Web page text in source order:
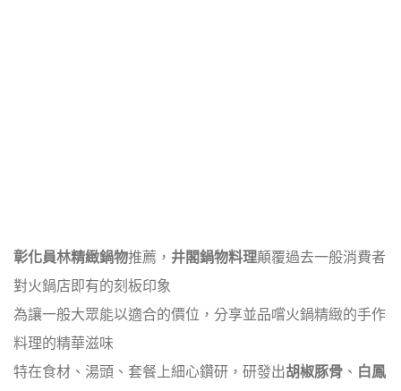
彰化員林精緻鍋物推薦， 井閣鍋物料理顛覆過去一般消費者
對火鍋店即有的刻板印象
為讓一般大眾能以適合的價位，分享並品嚐火鍋精緻的手作
料理的精華滋味
特在食材、湯頭、套餐上細心鑽研，研發出胡椒豚骨 、 白鳳